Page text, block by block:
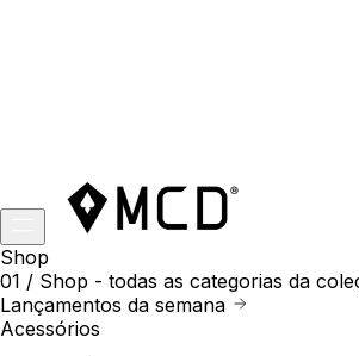
Shop
01 / Shop - todas as categorias da
Lançamentos da semana
Acessórios